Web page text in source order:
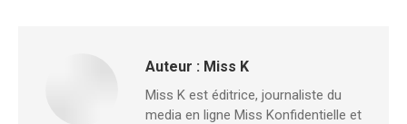
Auteur : Miss K
Miss K est éditrice, journaliste du
media en ligne Miss Konfidentielle et